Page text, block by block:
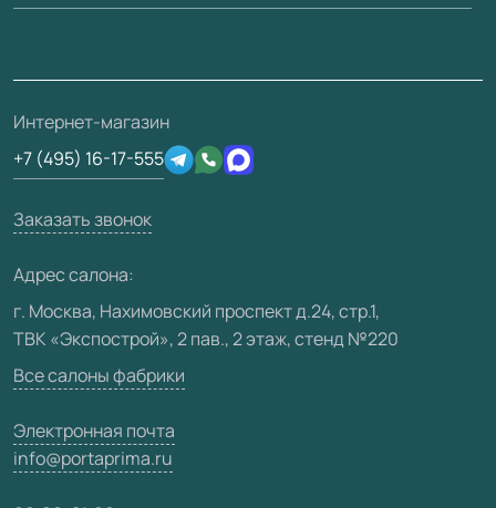
Вопрос-ответ
Отзывы клиентов
Техническая информация
Юридическая информация
Скачать материалы
3D-модели
О фабрике
Сертификаты
Производство
Вакансии
Видео
Карта сайта
Интернет-магазин
+7 (495) 16-17-555
Заказать звонок
Адрес салона:
г. Москва, Нахимовский проспект д.24, стр.1,
ТВК «Экспострой», 2 пав., 2 этаж, стенд №220
Все салоны фабрики
Электронная почта
info@portaprima.ru